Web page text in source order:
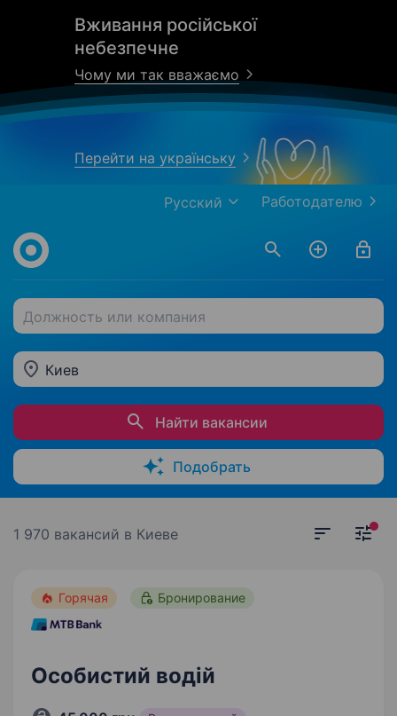
Вживання російської
небезпечне
Чому ми так вважаємо
Перейти на українську
Работодателю
Русский
Должность или компания
Киев
Найти вакансии
Подобрать
1 970 вакансий в Киеве
Горячая Бронирование
Особистий водій